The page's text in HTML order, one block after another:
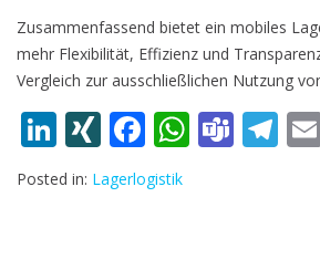
Zusammenfassend bietet ein mobiles
mehr Flexibilität, Effizienz und
Vergleich zur ausschließlichen Nutzung
Li
n
k
XI
N
G
F
ac
e
W T T
Posted in: Lagerlogistik